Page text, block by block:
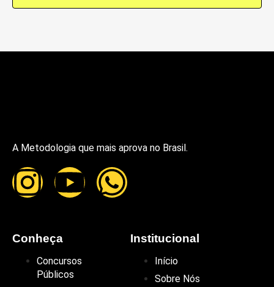
A Metodologia que mais aprova no Brasil.
Conheça
Concursos
Públicos
Institucional
Início
Sobre Nós